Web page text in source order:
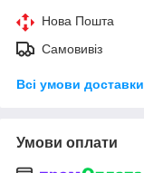
Нова Пошта
Самовивіз
Всі умови доставки
Умови оплати